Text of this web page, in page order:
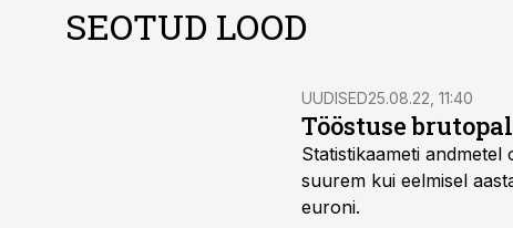
SEOTUD LOOD
UUDISED25.08.22, 11:40
Tööstuse
Statistikaameti
suurem kui eelmisel
euroni.